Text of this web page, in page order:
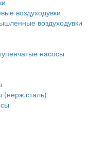
воздуходувки
воздуходувки
насосы